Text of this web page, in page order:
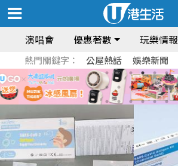
演唱會 優惠著數 玩樂情報
熱門關鍵字： 公屋熱話 娛樂新聞